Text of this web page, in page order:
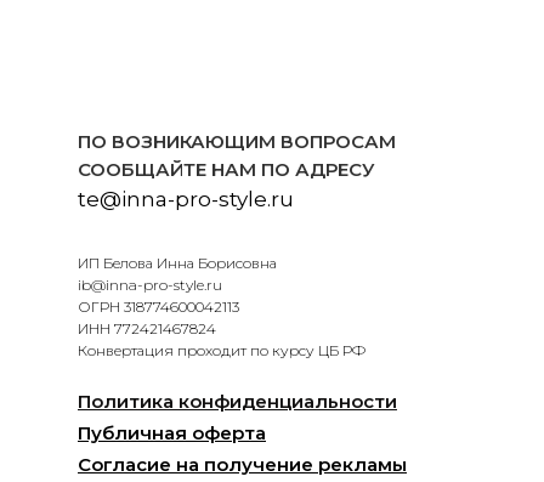
ПО ВОЗНИКАЮЩИМ ВОПРОСАМ
СООБЩАЙТЕ НАМ ПО АДРЕСУ
te@inna-pro-style.ru
ИП Белова Инна Борисовна
ib@inna-pro-style.ru
ОГРН 318774600042113
ИНН 772421467824
Конвертация проходит по курсу ЦБ РФ
Согласие на получение рекламы
Публичная оферта
Политика конфиденциальности